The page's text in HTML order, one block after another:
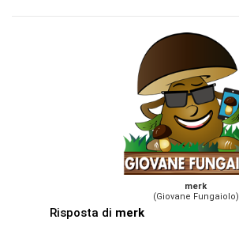
merk
(Giovane Fungaiolo)
Risposta di merk